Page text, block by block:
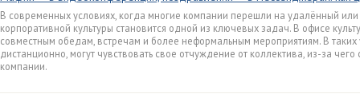
В современных условиях, когда многие компании перешли на удалённый
корпоративной культуры становится одной из ключевых задач. В офисе
совместным обедам, встречам и более неформальным мероприятиям. В
дистанционно, могут чувствовать свое отчуждение от коллектива, из-за
компании.